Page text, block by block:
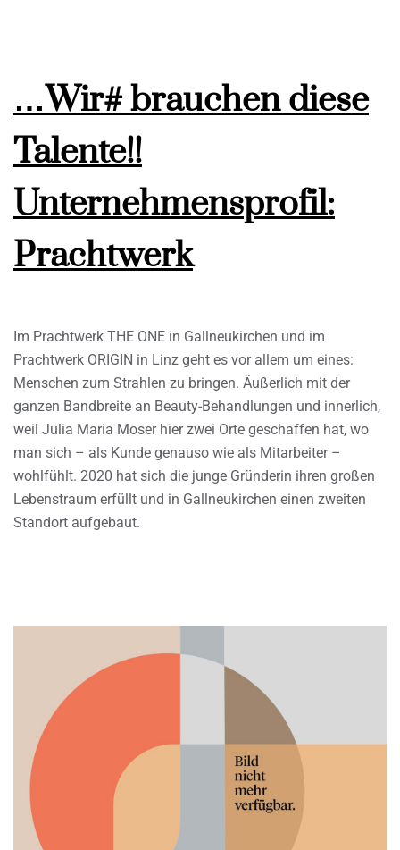
…Wir# brauchen diese
Talente!!
Unternehmensprofil:
Prachtwerk
Im Prachtwerk THE ONE in Gallneukirchen und im
Prachtwerk ORIGIN in Linz geht es vor allem um eines:
Menschen zum Strahlen zu bringen. Äußerlich mit der
ganzen Bandbreite an Beauty-Behandlungen und innerlich,
weil Julia Maria Moser hier zwei Orte geschaffen hat, wo
man sich – als Kunde genauso wie als Mitarbeiter –
wohlfühlt. 2020 hat sich die junge Gründerin ihren großen
Lebenstraum erfüllt und in Gallneukirchen einen zweiten
Standort aufgebaut.